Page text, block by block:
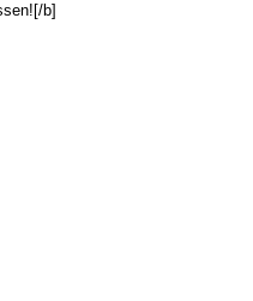
![/b]